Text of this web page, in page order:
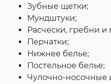
Зубные щетки;
Мундштуки;
Расчески, гребни
Перчатки;
Нижнее белье;
Постельное белье;
Чулочно-носочные